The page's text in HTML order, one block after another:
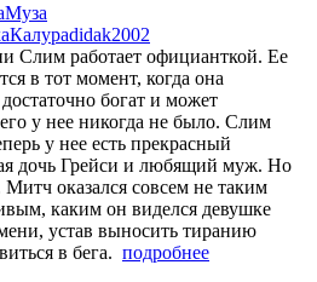
Муза
Калураdidak2002
Слим работает официанткой. Ее
в тот момент, когда она
богат и может
у нее никогда не было. Слим
у нее есть прекрасный
дочь Грейси и любящий муж. Но
оказался совсем не таким
каким он виделся девушке
устав выносить тиранию
в бега. подробнее